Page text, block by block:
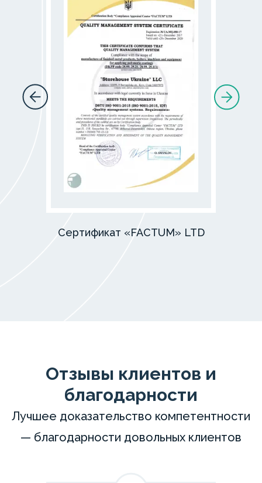
Сертификат «FACTUM» LTD
Отзывы клиентов и
благодарности
Лучшее доказательство компетентности
— благодарности довольных клиентов